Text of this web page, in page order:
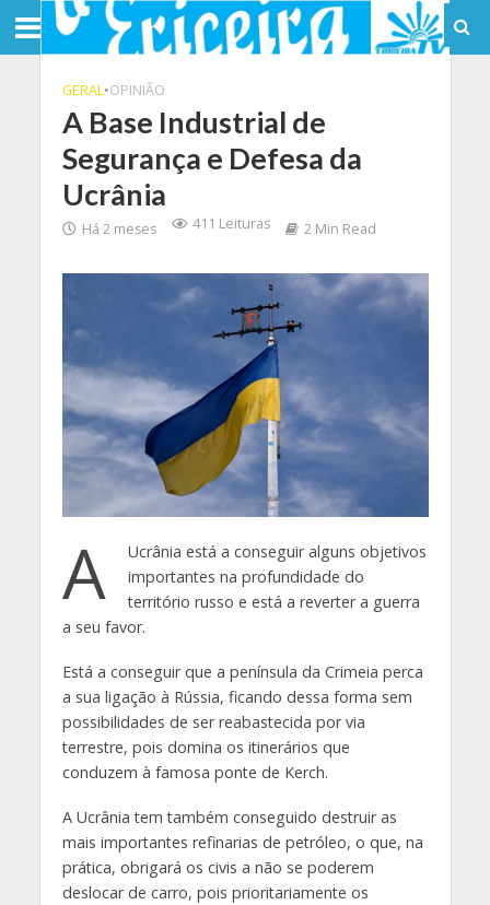
GERAL•OPINIÃO
A Base Industrial de
Segurança e Defesa da
Ucrânia
Há 2 meses 411 Leituras 2 Min Read
A
Ucrânia está a conseguir alguns objetivos
importantes na profundidade do
território russo e está a reverter a guerra
a seu favor.
Está a conseguir que a península da Crimeia perca
a sua ligação à Rússia, ficando dessa forma sem
possibilidades de ser reabastecida por via
terrestre, pois domina os itinerários que
conduzem à famosa ponte de Kerch.
A Ucrânia tem também conseguido destruir as
mais importantes refinarias de petróleo, o que, na
prática, obrigará os civis a não se poderem
deslocar de carro, pois prioritariamente os